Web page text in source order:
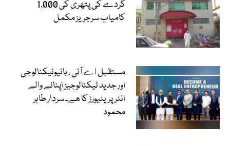
گردے کی پتھری کی 1,000
کامیاب سرجریز مکمل
مستقبل اے آئی ، بائیوٹیکنالوجی
اور جدید ٹیکنالوجیز اپنانے والے
انٹرپرینیورز کا ھے۔ سردار طاہر
محمود